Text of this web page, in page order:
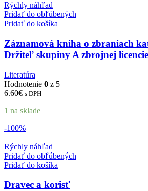
Rýchly náhľad
Pridať do obľúbených
Pridať do košíka
Záznamová kniha o zbraniach
Držiteľ skupiny A zbrojnej licencie
Literatúra
Hodnotenie 0 z 5
6.60€ s DPH
1 na sklade
-100%
Rýchly náhľad
Pridať do obľúbených
Pridať do košíka
Dravec a korisť